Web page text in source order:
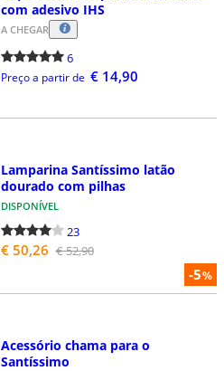
com adesivo IHS
A CHEGAR
6
Preço a partir de € 14,90
-5%
Lamparina Santíssimo latão
dourado com pilhas
DISPONÍVEL
23
€ 50,26 € 52,90
Acessório chama para o
Santíssimo